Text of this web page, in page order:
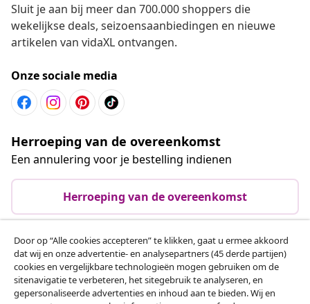
Sluit je aan bij meer dan 700.000 shoppers die
wekelijkse deals, seizoensaanbiedingen en nieuwe
artikelen van vidaXL ontvangen.
Onze sociale media
Herroeping van de overeenkomst
Een annulering voor je bestelling indienen
Herroeping van de overeenkomst
Klantenservice
Zakelijk
Door op “Alle cookies accepteren” te klikken, gaat u ermee akkoord
dat wij en onze advertentie- en analysepartners (45 derde partijen)
cookies en vergelijkbare technologieën mogen gebruiken om de
sitenavigatie te verbeteren, het sitegebruik te analyseren, en
gepersonaliseerde advertenties en inhoud aan te bieden. Wij en